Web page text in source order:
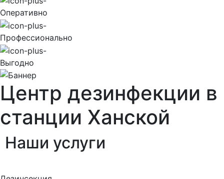
Оперативно
Профессионально
Выгодно
Центр дезинфекции в
станции Ханской
Наши услуги